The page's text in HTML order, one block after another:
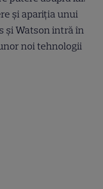
şi apariţia unui
şi Watson intră în
noi tehnologii